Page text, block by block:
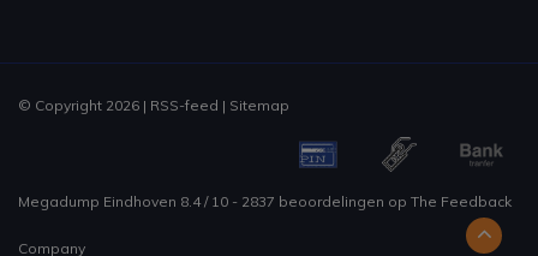
© Copyright 2026 | RSS-feed | Sitemap
Megadump Eindhoven 8.4/ 10 - 2837 beoordelingen op The Feedback
Company